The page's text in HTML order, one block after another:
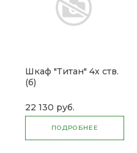
Шкаф "Титан" 4х ств.
(б)
22 130 руб.
ПОДРОБНЕЕ